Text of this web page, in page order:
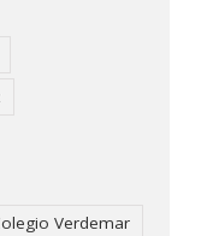
Verdemar